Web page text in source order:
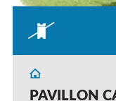
PAVILLON